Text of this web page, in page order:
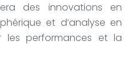
des innovations en
et d’analyse en
les performances et la